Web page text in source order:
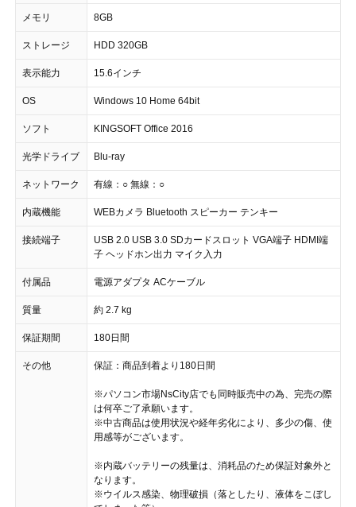
メモリ 8GB
ストレージ HDD 320GB
表示能力 15.6インチ
OS Windows 10 Home 64bit
ソフト KINGSOFT Office 2016
光学ドライブ Blu-ray
ネットワーク 有線：○ 無線：○
内蔵機能 WEBカメラ Bluetooth スピーカー テンキー
接続端子
USB 2.0 USB 3.0 SDカードスロット VGA端子 HDMI端
子 ヘッドホン出力 マイク入力
付属品 電源アダプタ ACケーブル
質量 約 2.7 kg
保証期間 180日間
その他 保証：商品到着より180日間
※パソコン市場NsCity店でも同時販売中の為、完売の際
は何卒ご了承願います。
※中古商品は使用状況や経年劣化により、多少の傷、使
用感等がございます。
※内蔵バッテリーの残量は、消耗品のため保証対象外と
なります。
※ウイルス感染、物理破損（落としたり、液体をこぼし